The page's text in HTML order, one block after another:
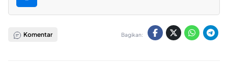
Komentar Bagikan: